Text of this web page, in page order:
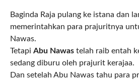
Baginda Raja pulang ke istana dan
memerintahkan para prajuritnya
Nawas.
Tetapi Abu Nawas telah raib entah
sedang diburu oleh prajurit kerajaa.
Dan setelah Abu Nawas tahu para